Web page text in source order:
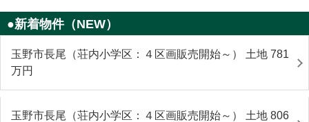
●新着物件（NEW）
玉野市長尾（荘内小学区：４区画販売開始～） 土地 781
万円
玉野市長尾（荘内小学区：４区画販売開始～） 土地 806